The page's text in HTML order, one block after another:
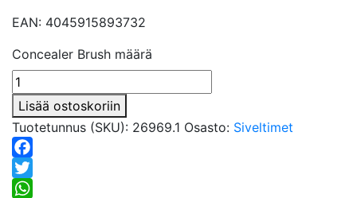
EAN: 4045915893732
Concealer Brush määrä
Lisää ostoskoriin
Tuotetunnus (SKU): 26969.1 Osasto: Siveltimet
Facebook
Twitter